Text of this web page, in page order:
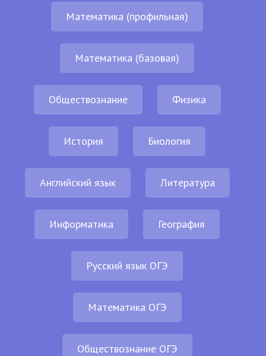
Математика (профильная)
Математика (базовая)
Обществознание Физика
История Биология
Английский язык Литература
Информатика География
Русский язык ОГЭ
Математика ОГЭ
Обществознание ОГЭ